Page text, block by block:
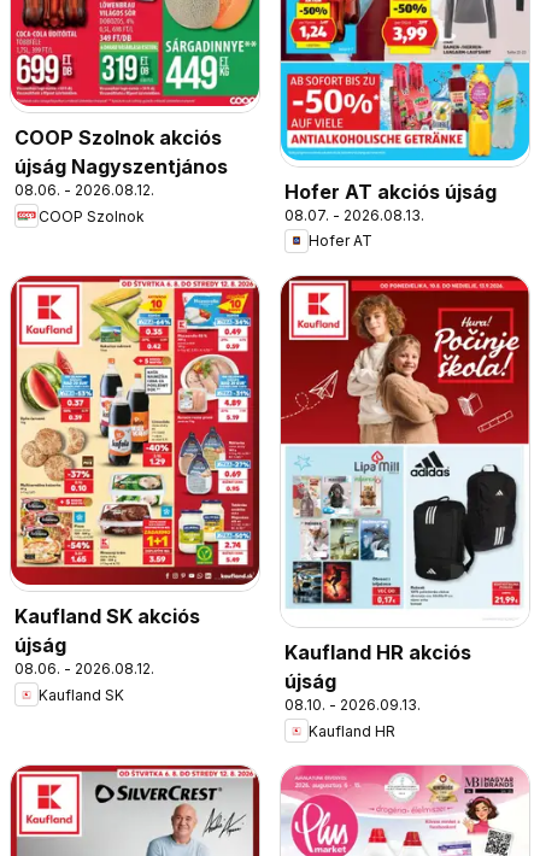
COOP Szolnok akciós
újság Nagyszentjános
08.06. - 2026.08.12.
COOP Szolnok
Hofer AT akciós újság
08.07. - 2026.08.13.
Hofer AT
Kaufland SK akciós
újság
08.06. - 2026.08.12.
Kaufland SK
Kaufland HR akciós
újság
08.10. - 2026.09.13.
Kaufland HR